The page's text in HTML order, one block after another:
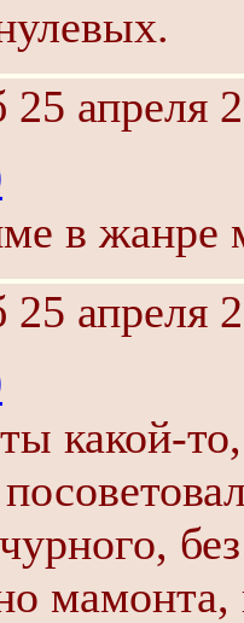
25 апреля
в жанре
25 апреля
какой-
мамонта,